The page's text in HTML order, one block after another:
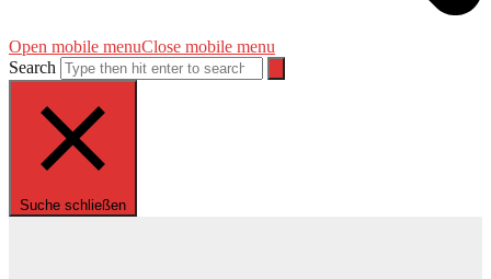
Open mobile menuClose mobile menu
Search
Suche schließen